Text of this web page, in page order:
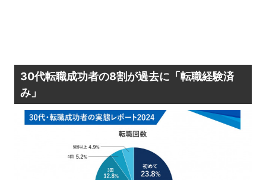
30代転職成功者の8割が過去に「転職経験済
み」